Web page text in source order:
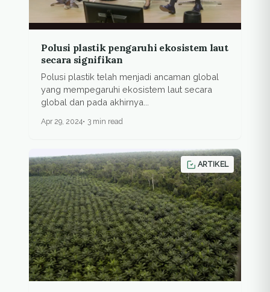
Polusi plastik pengaruhi ekosistem laut
secara signifikan
Polusi plastik telah menjadi ancaman global
yang mempegaruhi ekosistem laut secara
global dan pada akhirnya...
Apr 29, 2024 3 min read
ARTIKEL